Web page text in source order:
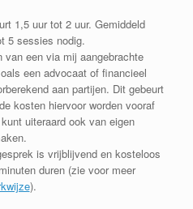
1,5 uur tot 2 uur. Gemiddeld
5 sessies nodig.
van een via mij aangebrachte
een advocaat of financieel
aan partijen. Dit gebeurt
kosten hiervoor worden vooraf
uiteraard ook van eigen
is vrijblijvend en kosteloos
duren (zie voor meer
).